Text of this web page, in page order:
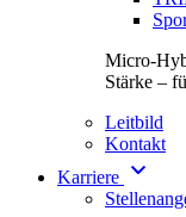
Micro-
Stärke –
Leitbild
Kontakt
Karriere